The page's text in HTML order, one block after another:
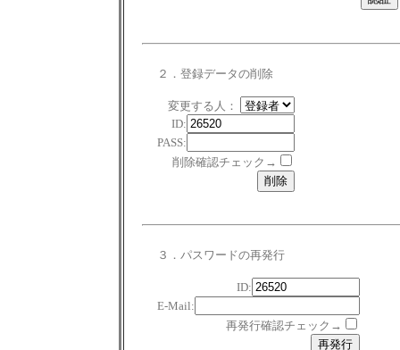
２．登録データの削除
変更する人：
ID:
PASS:
削除確認チェック→
３．パスワードの再発行
ID:
E-Mail:
再発行確認チェック→